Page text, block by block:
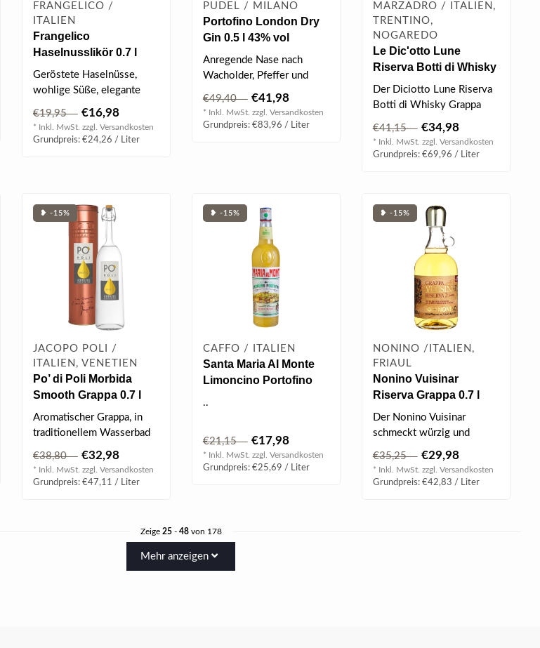
FRANGELICO /
ITALIEN
Frangelico
Haselnusslikör 0.7 l
20% vol
Geröstete Haselnüsse,
wohlige Süße, elegante
Bourbonvanille, dunkler
Kakao u..
€19,95 €16,98
* Inkl. MwSt. zzgl. Versandkosten
Grundpreis: €24,26 / Liter
PUDEL / MILANO
Portofino London Dry
Gin 0.5 l 43% vol
Anregende Nase nach
Wacholder, Pfeffer und
Zitrone, klassischer Dry
Gin mit ele..
€49,40 €41,98
* Inkl. MwSt. zzgl. Versandkosten
Grundpreis: €83,96 / Liter
MARZADRO / ITALIEN,
TRENTINO,
NOGAREDO
Le Dic'otto Lune
Riserva Botti di Whisky
Grappa 0.5 l 42% vol
Der Diciotto Lune Riserva
Botti di Whisky Grappa
stammt aus einer Mischung
aus r..
€41,15 €34,98
* Inkl. MwSt. zzgl. Versandkosten
Grundpreis: €69,96 / Liter
❥ -15%
JACOPO POLI /
ITALIEN, VENETIEN
Po’ di Poli Morbida
Smooth Grappa 0.7 l
40% vol
Aromatischer Grappa, in
traditionellem Wasserbad
destilliert. Sein Aroma
erinner..
€38,80 €32,98
* Inkl. MwSt. zzgl. Versandkosten
Grundpreis: €47,11 / Liter
❥ -15%
CAFFO / ITALIEN
Santa Maria Al Monte
Limoncino Portofino
..
€21,15 €17,98
* Inkl. MwSt. zzgl. Versandkosten
Grundpreis: €25,69 / Liter
❥ -15%
NONINO /ITALIEN,
FRIAUL
Nonino Vuisinar
Riserva Grappa 0.7 l
41% vol
Der Nonino Vuisinar
schmeckt würzig und
braucht Zeit sich zu
entfalten. Er hat ..
€35,25 €29,98
* Inkl. MwSt. zzgl. Versandkosten
Grundpreis: €42,83 / Liter
Zeige 25- 48von 178
Mehr anzeigen